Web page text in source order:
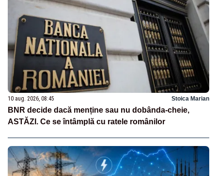
10 aug. 2026, 08:45 Stoica Marian
BNR decide dacă menține sau nu dobânda-cheie,
ASTĂZI. Ce se întâmplă cu ratele românilor